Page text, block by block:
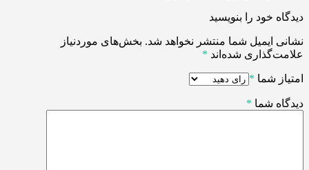
دیدگاه خود را بنویسید
نشانی ایمیل شما منتشر نخواهد شد. بخش‌های موردنیاز
علامت‌گذاری شده‌اند *
امتیاز شما *
دیدگاه شما *